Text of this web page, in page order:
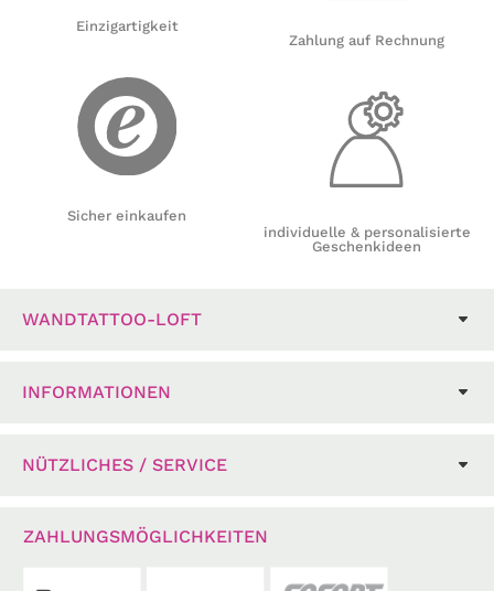
Einzigartigkeit
Sicher einkaufen
Zahlung auf Rechnung
individuelle & personalisierte
Geschenkideen
WANDTATTOO-LOFT
INFORMATIONEN
NÜTZLICHES / SERVICE
ZAHLUNGSMÖGLICHKEITEN